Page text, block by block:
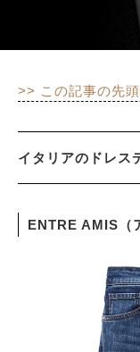
>> この記事の先
イタリアのドレス
ENTRE AMIS（
FASHION
CAR&BIKE